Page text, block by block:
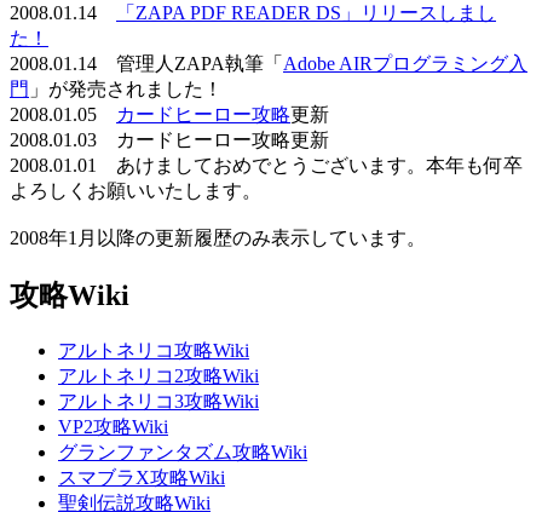
2008.01.14
「ZAPA PDF READER DS」リリースしまし
た！
2008.01.14 管理人ZAPA執筆「 Adobe AIRプログラミング入
門 」が発売されました！
2008.01.05
カードヒーロー攻略更新
2008.01.03 カードヒーロー攻略更新
2008.01.01 あけましておめでとうございます。本年も何卒
よろしくお願いいたします。
2008年1月以降の更新履歴のみ表示しています。
攻略Wiki
アルトネリコ攻略Wiki
アルトネリコ2攻略Wiki
アルトネリコ3攻略Wiki
VP2攻略Wiki
グランファンタズム攻略Wiki
スマブラX攻略Wiki
聖剣伝説攻略Wiki